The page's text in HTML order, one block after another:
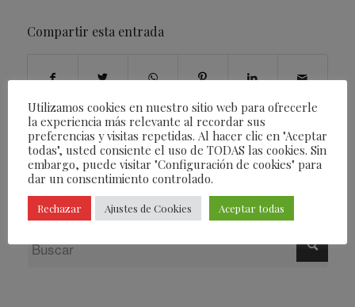
Compartir esta entrada
Utilizamos cookies en nuestro sitio web para ofrecerle
la experiencia más relevante al recordar sus
preferencias y visitas repetidas. Al hacer clic en "Aceptar
todas", usted consiente el uso de TODAS las cookies. Sin
embargo, puede visitar "Configuración de cookies" para
dar un consentimiento controlado.
Rechazar Ajustes de Cookies Aceptar todas